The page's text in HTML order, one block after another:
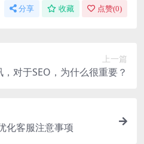
分享 收藏 点赞(0)
上一篇
，对于SEO，为什么很重要？
化客服注意事项